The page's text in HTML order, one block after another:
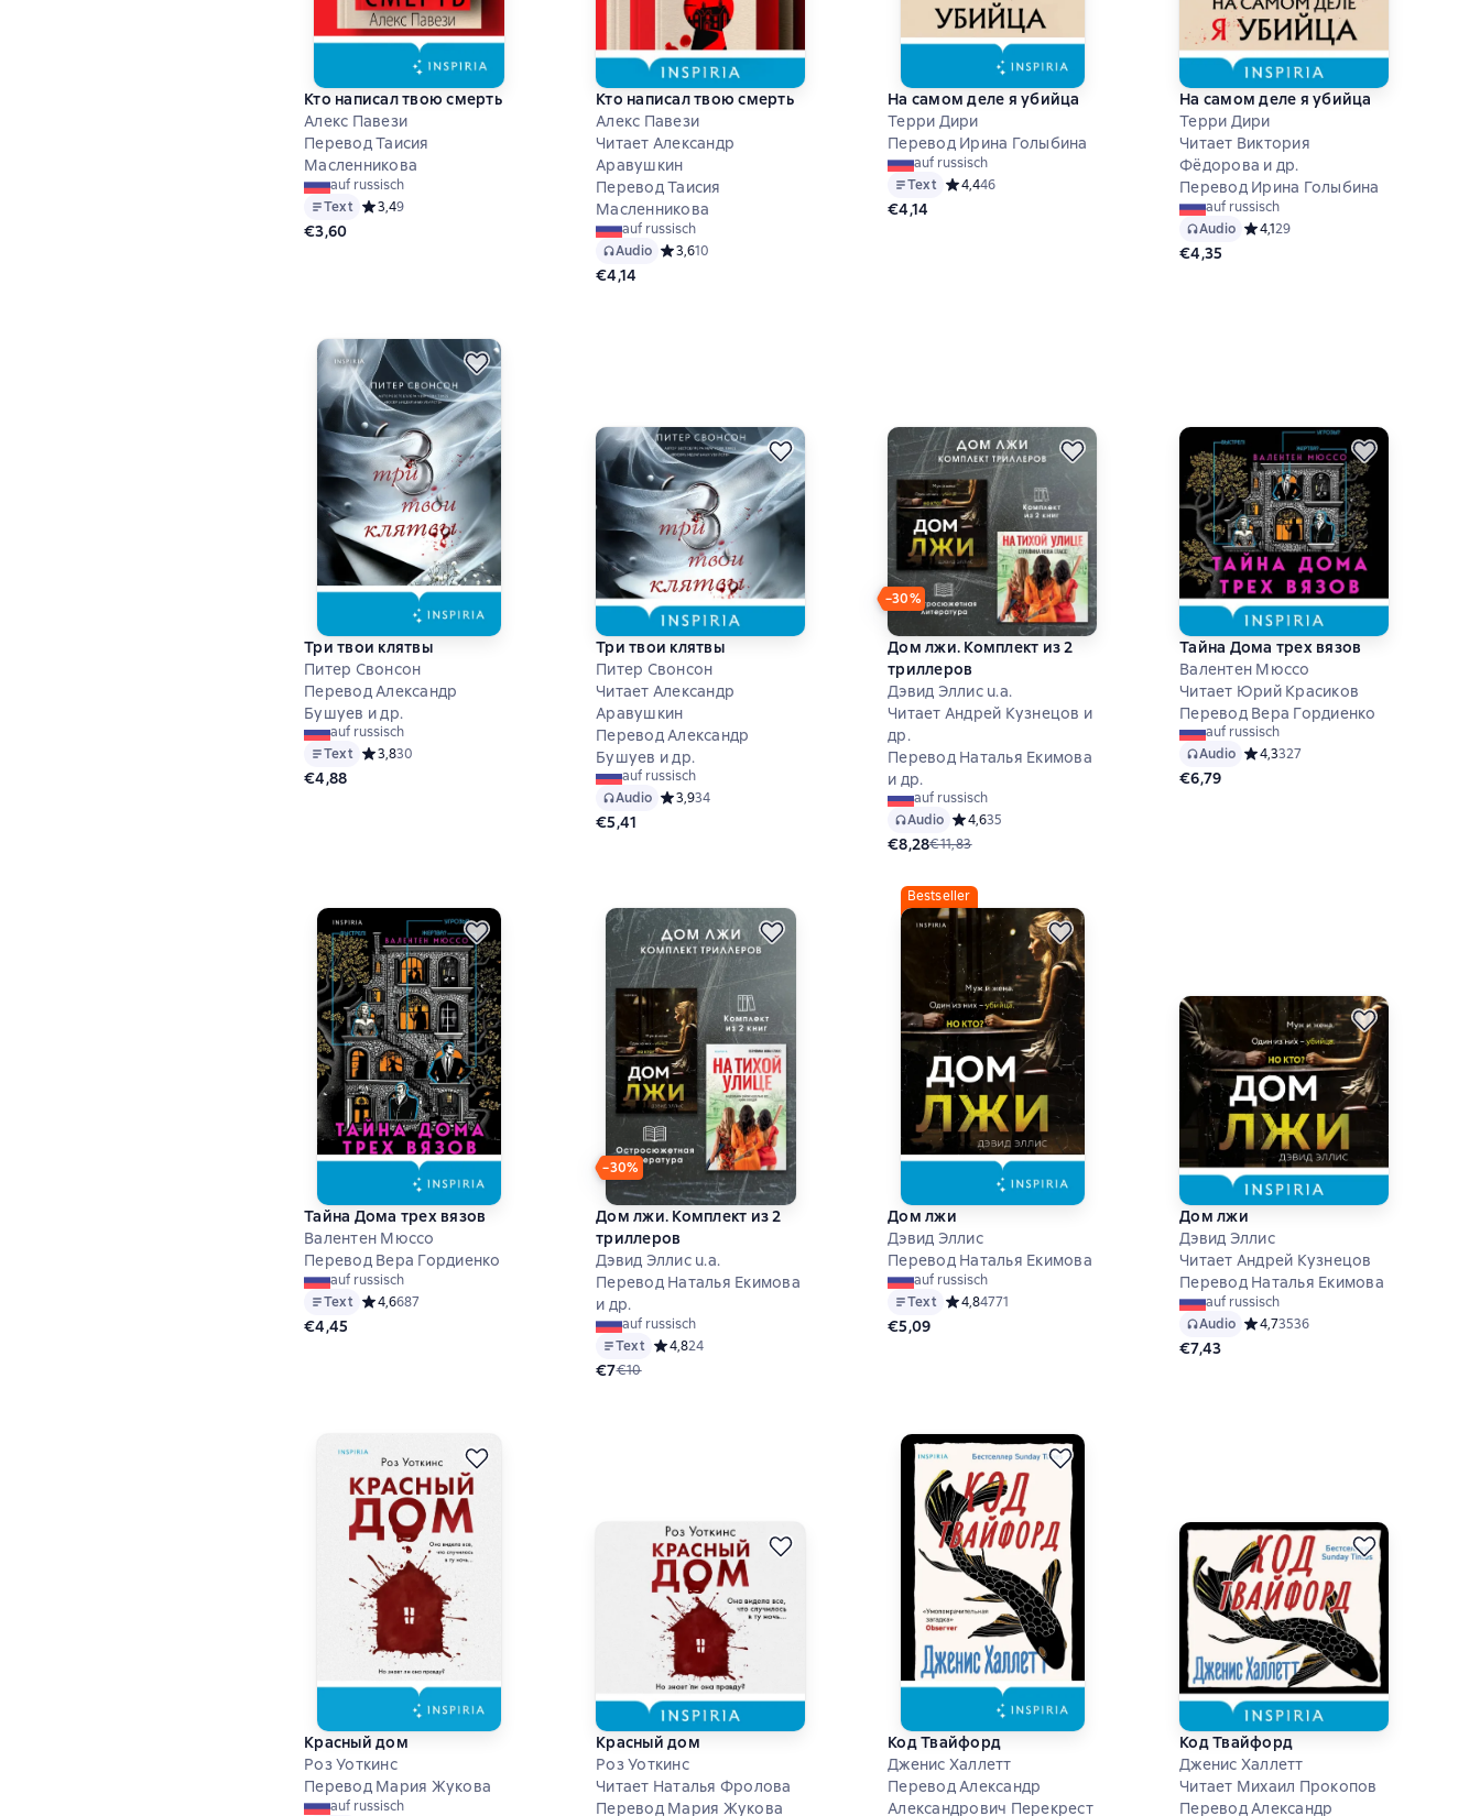
Кто написал твою смерть
Алекс Павези
Перевод Таисия
Масленникова
auf russisch
Text Средний рейтинг 3,4 на основе 9 оценок
3,49
€3,60
Кто написал твою смерть
Алекс Павези
Читает Александр
Аравушкин
Перевод Таисия
Масленникова
auf russisch
Audio Средний рейтинг 3,6 на основе 10 оценок
3,610
€4,14
На самом деле я убийца
Терри Дири
Перевод Ирина Голыбина
auf russisch
Text Средний рейтинг 4,4 на основе 46 оценок
4,446
€4,14
На самом деле я убийца
Терри Дири
Читает Виктория
Фёдорова и др.
Перевод Ирина Голыбина
auf russisch
Audio Средний рейтинг 4,1 на основе 29
4,129
€4,35
Три твои клятвы
Питер Свонсон
Перевод Александр
Бушуев и др.
auf russisch
Text Средний рейтинг 3,8 на основе 30 оценок
3,830
€4,88
Три твои клятвы
Питер Свонсон
Читает Александр
Аравушкин
Перевод Александр
Бушуев и др.
auf russisch
Audio Средний рейтинг 3,9 на основе 34 оценок
3,934
€5,41
−30%
Дом лжи. Комплект из 2
триллеров
Дэвид Эллис u.a.
Читает Андрей Кузнецов и
др.
Перевод Наталья Екимова
и др.
auf russisch
Audio Средний рейтинг 4,6 на основе 35 оценок
4,635
€8,28€11,83
Тайна Дома трех вязов
Валентен Мюссо
Читает Юрий Красиков
Перевод Вера Гордиенко
auf russisch
Audio Средний рейтинг 4,3 на основе 327
4,3327
€6,79
Тайна Дома трех вязов
Валентен Мюссо
Перевод Вера Гордиенко
auf russisch
Text Средний рейтинг 4,6 на основе 687 оценок
4,6687
€4,45
−30%
Дом лжи. Комплект из 2
триллеров
Дэвид Эллис u.a.
Перевод Наталья Екимова
и др.
auf russisch
Text Средний рейтинг 4,8 на основе 24 оценок
4,824
€7€10
Bestseller
Дом лжи
Дэвид Эллис
Перевод Наталья Екимова
auf russisch
Text Средний рейтинг 4,8 на основе 4771 оценок
4,84771
€5,09
Дом лжи
Дэвид Эллис
Читает Андрей Кузнецов
Перевод Наталья Екимова
auf russisch
Audio Средний рейтинг 4,7 на основе
4,73536
€7,43
Красный дом
Роз Уоткинс
Перевод Мария Жукова
auf russisch
Красный дом
Роз Уоткинс
Читает Наталья Фролова
Перевод Мария Жукова
Код Твайфорд
Дженис Халлетт
Перевод Александр
Александрович Перекрест
Код Твайфорд
Дженис Халлетт
Читает Михаил Прокопов
Перевод Александр